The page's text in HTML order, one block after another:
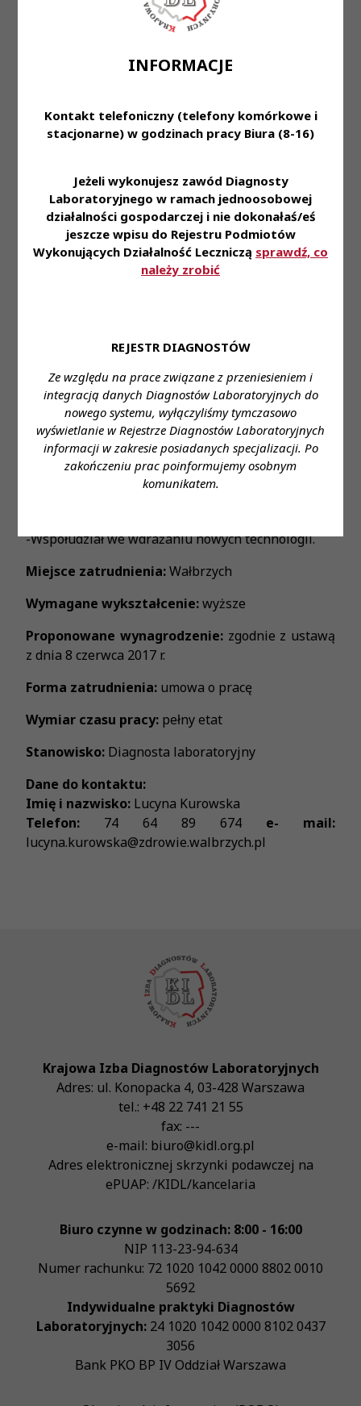
INFORMACJE
Kontakt telefoniczny (telefony komórkowe i
stacjonarne) w godzinach pracy Biura (8-16)
Jeżeli wykonujesz zawód Diagnosty
Laboratoryjnego w ramach jednoosobowej
działalności gospodarczej i nie dokonałaś/eś
jeszcze wpisu do Rejestru Podmiotów
Wykonujących Działalność Leczniczą sprawdź, co
należy zrobić
REJESTR DIAGNOSTÓW
Ze względu na prace związane z przeniesieniem i
integracją danych Diagnostów Laboratoryjnych do
nowego systemu, wyłączyliśmy tymczasowo
wyświetlanie w Rejestrze Diagnostów Laboratoryjnych
informacji w zakresie posiadanych specjalizacji. Po
zakończeniu prac poinformujemy osobnym
komunikatem.
-Wykształcenia wyższego kierunkowego –
Diagnosty Laboratoryjnego.
-Bardzo dobrej organizacji pracy, zaangażowania i
obowiązków.
-Komunikatywności i umiejętności pracy w
zespole.
-Chęci rozwoju zawodowego.
-Mile widziane doświadczenie w wykonywaniu
badań cytometrii przepływowej oraz diagnostyki
podstawowym.
Zakres obowiązków:
-Praca z materiałem biologicznym.
-Wykonywanie analiz i badań diagnostycznych
oraz autoryzacja wyników z wykorzystaniem
skomputeryzowanych urządzeń laboratoryjnych.
-Obsługa systemu laboratoryjnego oraz aparatury
-Współudział we wdrażaniu nowych technologii.
Miejsce zatrudnienia:Wałbrzych
Wymagane wykształcenie:wyższe
Proponowane wynagrodzenie:zgodnie z ustawą
z dnia 8 czerwca 2017 r.
Forma zatrudnienia: umowa o pracę
Wymiar czasu pracy: pełny etat
Stanowisko: Diagnosta laboratoryjny
Dane do kontaktu:
Imię i nazwisko: Lucyna Kurowska
Telefon: 74 64 89 674 e- mail:
lucyna.kurowska@zdrowie.walbrzych.pl
Krajowa Izba Diagnostów Laboratoryjnych
Adres: ul. Konopacka 4, 03-428 Warszawa
tel.: +48 22 741 21 55
fax: ---
e-mail: biuro@kidl.org.pl
Adres elektronicznej skrzynki podawczej na
ePUAP: /KIDL/kancelaria
Biuro czynne w godzinach: 8:00 - 16:00
NIP 113-23-94-634
Numer rachunku: 72 1020 1042 0000 8802 0010
5692
Indywidualne praktyki Diagnostów
Laboratoryjnych:24 1020 1042 0000 8102 0437
3056
Bank PKO BP IV Oddział Warszawa